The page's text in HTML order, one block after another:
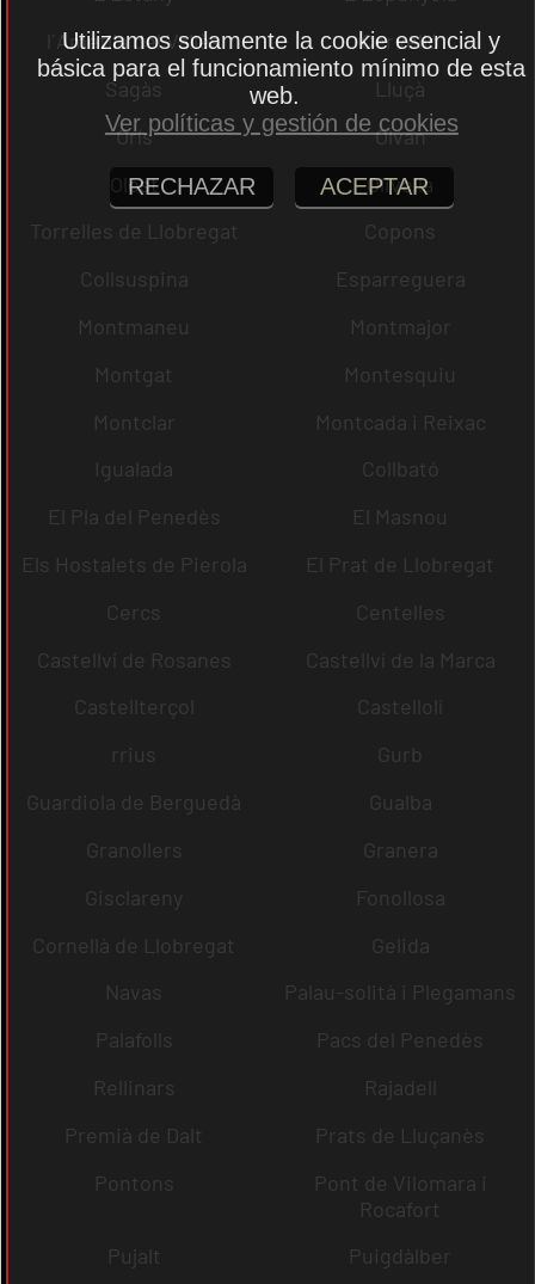
l´Ametlla del Vallès
Cervelló
Sagàs
Lluçà
Orís
Olvan
Olost
Olivella
Torrelles de Llobregat
Copons
Collsuspina
Esparreguera
Montmaneu
Montmajor
Montgat
Montesquiu
Montclar
Montcada i Reixac
Igualada
Collbató
El Pla del Penedès
El Masnou
Els Hostalets de Pierola
El Prat de Llobregat
Cercs
Centelles
Castellví de Rosanes
Castellví de la Marca
Castellterçol
Castellolí
rrius
Gurb
Guardiola de Berguedà
Gualba
Granollers
Granera
Gisclareny
Fonollosa
Cornellà de Llobregat
Gelida
Navas
Palau-solità i Plegamans
Palafolls
Pacs del Penedès
Rellinars
Rajadell
Premià de Dalt
Prats de Lluçanès
Pontons
Pont de Vilomara i
Rocafort
Pujalt
Puigdàlber
Utilizamos solamente la cookie esencial y
básica para el funcionamiento mínimo de esta
web.
Ver políticas y gestión de cookies
RECHAZAR ACEPTAR